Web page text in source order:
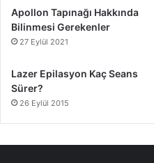
Apollon Tapınağı Hakkında
Bilinmesi Gerekenler
27 Eylül 2021
Lazer Epilasyon Kaç Seans
Sürer?
26 Eylül 2015